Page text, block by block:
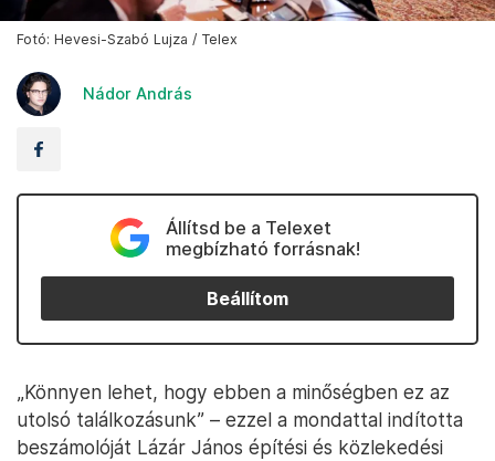
Fotó: Hevesi-Szabó Lujza / Telex
Nádor András
Állítsd be a Telexet
megbízható forrásnak!
Beállítom
„Könnyen lehet, hogy ebben a minőségben ez az
utolsó találkozásunk” – ezzel a mondattal indította
beszámolóját Lázár János építési és közlekedési